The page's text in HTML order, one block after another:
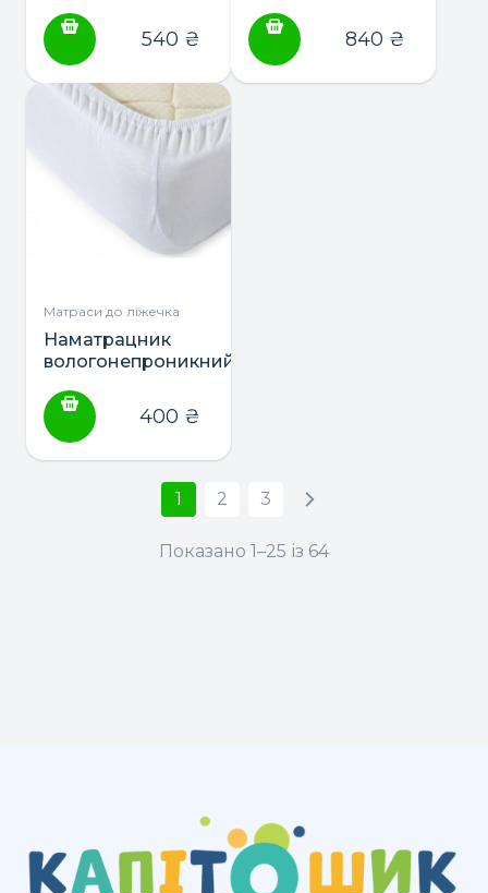
540 ₴
Соня
840 ₴
Матраси до ліжечка
Наматрацник
вологонепроникний
AguaStop
400 ₴
1 2 3
Показано 1–25 із 64